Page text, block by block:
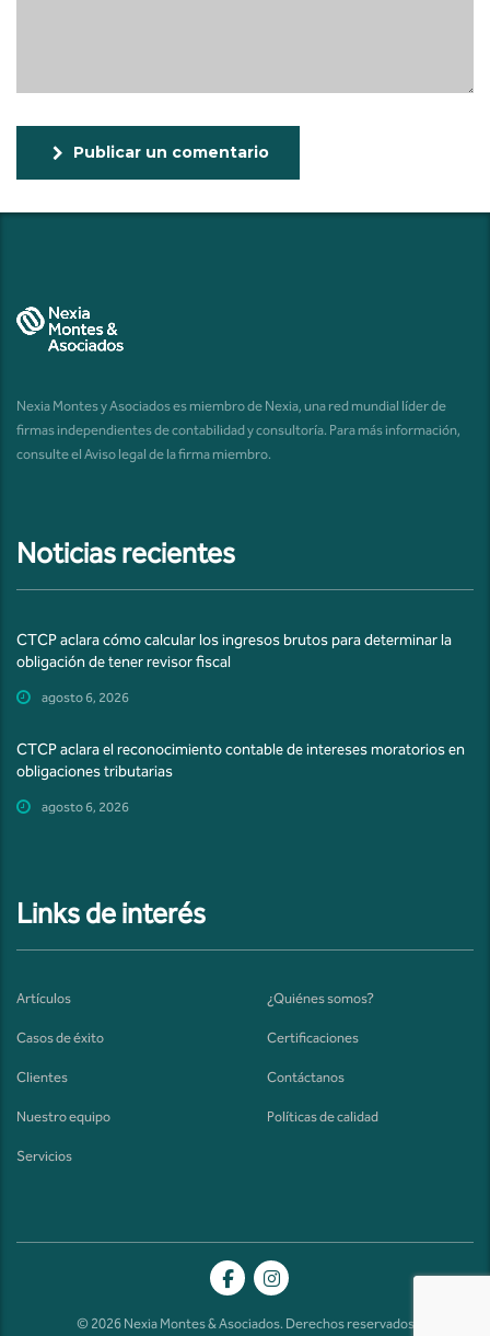
Publicar un comentario
Nexia Montes y Asociados es miembro de Nexia, una red mundial líder de
firmas independientes de contabilidad y consultoría. Para más información,
consulte el Aviso legal de la firma miembro.
Noticias recientes
CTCP aclara cómo calcular los ingresos brutos para determinar la
obligación de tener revisor fiscal
agosto 6, 2026
CTCP aclara el reconocimiento contable de intereses moratorios en
obligaciones tributarias
agosto 6, 2026
Links de interés
Artículos ¿Quiénes somos?
Casos de éxito Certificaciones
Clientes Contáctanos
Nuestro equipo Políticas de calidad
Servicios
© 2026 Nexia Montes & Asociados. Derechos reservados